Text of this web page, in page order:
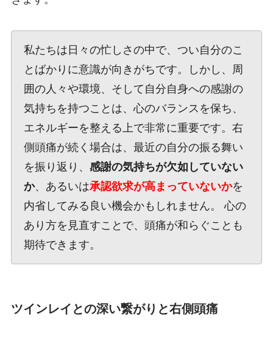
私たちは日々の忙しさの中で、つい自分のこ
とばかりに意識が向きがちです。しかし、周
囲の人々や環境、そして自分自身への感謝の
気持ちを持つことは、心のバランスを保ち、
エネルギーを整える上で非常に重要です。右
側頭痛が続く場合は、最近の自分の振る舞い
を振り返り、 感謝の気持ちが欠如していない
か、あるいは承認欲求が高まっていないかを
内省してみる良い機会かもしれません。 心の
あり方を見直すことで、頭痛が和らぐことも
期待できます。
ツインレイとの深い繋がりと右側頭痛